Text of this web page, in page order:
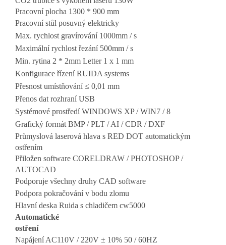
Pracovní plocha 1300 * 900 mm
Pracovní stůl posuvný elektricky
Max. rychlost gravírování 1000mm / s
Maximální rychlost řezání 500mm / s
Min. rytina 2 * 2mm Letter 1 x 1 mm
Konfigurace řízení RUIDA systems
Přesnost umístňování ≤ 0,01 mm
Přenos dat rozhraní USB
Systémové prostředí WINDOWS XP / WIN7 / 8
Grafický formát BMP / PLT / AI / CDR / DXF
Průmyslová laserová hlava s RED DOT automatickým
ostřením
Přiložen software CORELDRAW / PHOTOSHOP /
AUTOCAD
Podporuje všechny druhy CAD software
Podpora pokračování v bodu zlomu
Hlavní deska Ruida s chladičem cw5000
Automatické
ostření
Napájení AC110V / 220V ± 10% 50 / 60HZ